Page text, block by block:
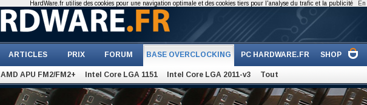
ARTICLES PRIX FORUM BASE OVERCLOCKING PC HARDWARE.FR SHOP
AMD APU FM2/FM2+ Intel Core LGA 1151 Intel Core LGA 2011-v3 Tout
HardWare.fr utilise des cookies pour une navigation optimale et des cookies tiers pour l'analyse du trafic et la publicité